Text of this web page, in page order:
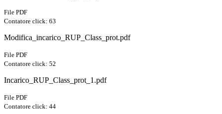
File PDF
Contatore click: 63
Modifica_incarico_RUP_Class_prot.pdf
File PDF
Contatore click: 52
Incarico_RUP_Class_prot_1.pdf
File PDF
Contatore click: 44